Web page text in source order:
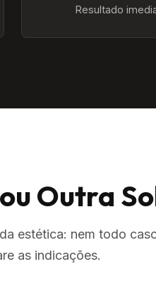
Resultado
Outra
estética: nem todo
as indicações.